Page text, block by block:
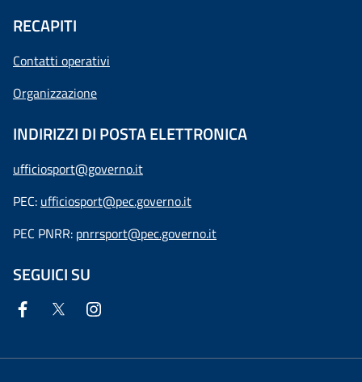
RECAPITI
Contatti operativi
Organizzazione
INDIRIZZI DI POSTA ELETTRONICA
ufficiosport@governo.it
PEC: ufficiosport@pec.governo.it
PEC PNRR: pnrrsport@pec.governo.it
SEGUICI SU